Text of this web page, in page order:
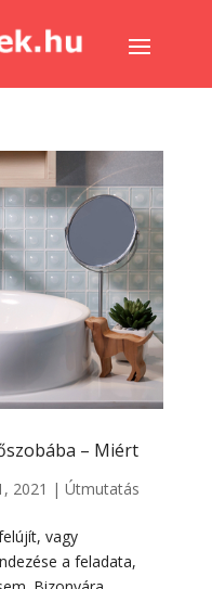
– Miért
2021 | Útmutatás
vagy
a feladata,